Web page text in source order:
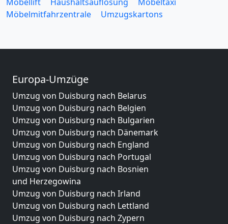
Möbelmitfahrzentrale
Umzugskartons
Europa-Umzüge
Umzug von Duisburg nach Belarus
Umzug von Duisburg nach Belgien
Umzug von Duisburg nach Bulgarien
Umzug von Duisburg nach Dänemark
Umzug von Duisburg nach England
Umzug von Duisburg nach Portugal
Umzug von Duisburg nach Bosnien
und Herzegowina
Umzug von Duisburg nach Irland
Umzug von Duisburg nach Lettland
Umzug von Duisburg nach Zypern